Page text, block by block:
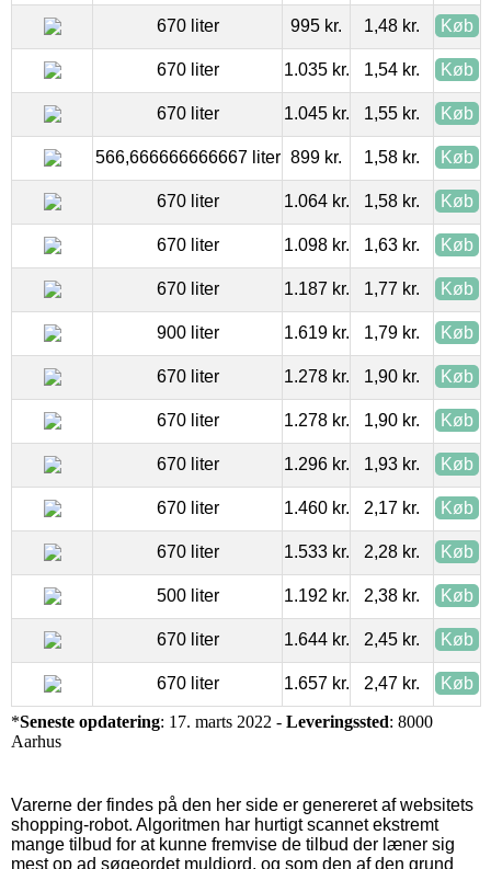
670 liter 995 kr. 1,48 kr. Køb
670 liter 1.035 kr. 1,54 kr. Køb
670 liter 1.045 kr. 1,55 kr. Køb
566,666666666667 liter 899 kr. 1,58 kr. Køb
670 liter 1.064 kr. 1,58 kr. Køb
670 liter 1.098 kr. 1,63 kr. Køb
670 liter 1.187 kr. 1,77 kr. Køb
900 liter 1.619 kr. 1,79 kr. Køb
670 liter 1.278 kr. 1,90 kr. Køb
670 liter 1.278 kr. 1,90 kr. Køb
670 liter 1.296 kr. 1,93 kr. Køb
670 liter 1.460 kr. 2,17 kr. Køb
670 liter 1.533 kr. 2,28 kr. Køb
500 liter 1.192 kr. 2,38 kr. Køb
670 liter 1.644 kr. 2,45 kr. Køb
670 liter 1.657 kr. 2,47 kr. Køb
*Seneste opdatering: 17. marts 2022 - Leveringssted: 8000
Aarhus
Varerne der findes på den her side er genereret af websitets
shopping-robot. Algoritmen har hurtigt scannet ekstremt
mange tilbud for at kunne fremvise de tilbud der læner sig
mest op ad søgeordet muldjord, og som den af den grund